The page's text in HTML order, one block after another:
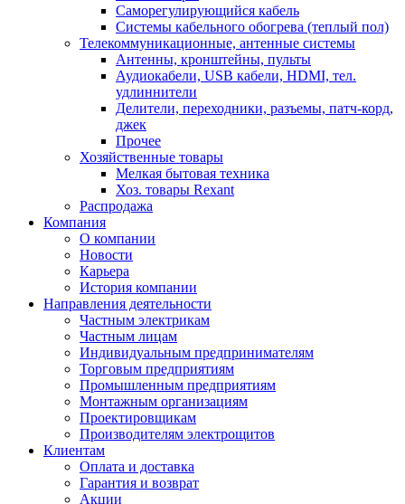
Саморегулирующийся кабель
Системы кабельного обогрева (теплый пол)
Телекоммуникационные, антенные системы
Антенны, кронштейны, пульты
Аудиокабели, USB кабели, HDMI, тел.
удлиннители
Делители, переходники, разъемы, патч-корд,
джек
Прочее
Хозяйственные товары
Мелкая бытовая техника
Хоз. товары Rexant
Распродажа
Компания
О компании
Новости
Карьера
История компании
Направления деятельности
Частным электрикам
Частным лицам
Индивидуальным предпринимателям
Торговым предприятиям
Промышленным предприятиям
Монтажным организациям
Проектировщикам
Производителям электрощитов
Клиентам
Оплата и доставка
Гарантия и возврат
Акции